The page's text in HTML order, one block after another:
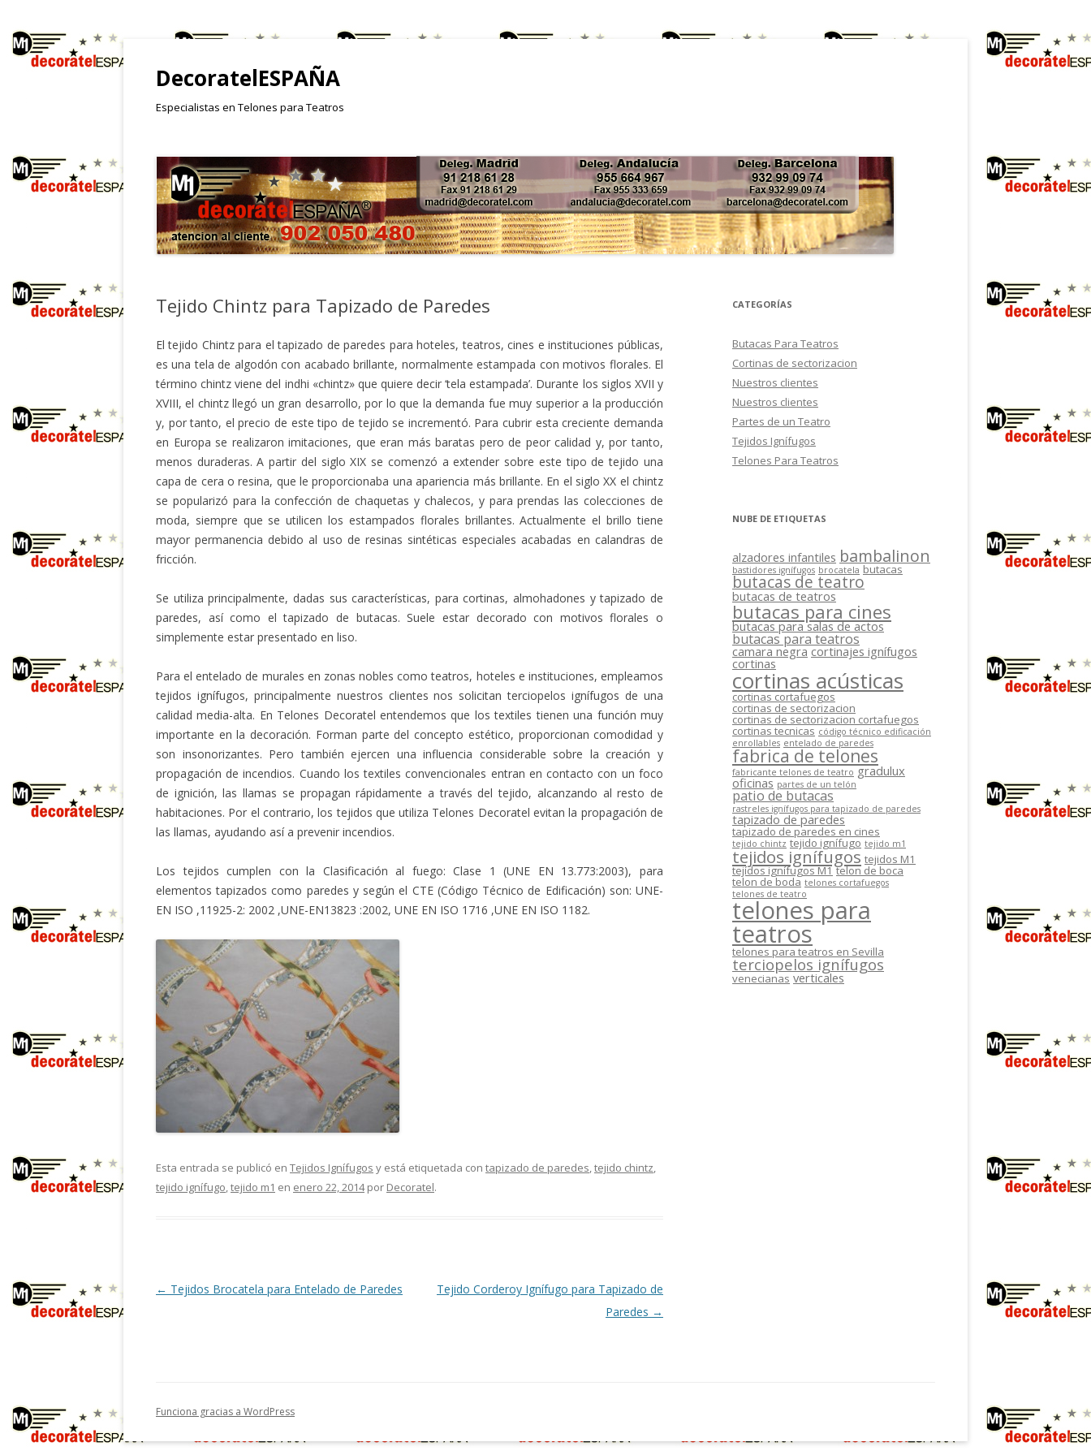
DecoratelESPAÑA
Especialistas en Telones para Teatros
al
contenido
Tejido Chintz para Tapizado de Paredes
El tejido Chintz para el tapizado de paredes para hoteles, teatros, cines e instituciones públicas,
es una tela de algodón con acabado brillante, normalmente estampada con motivos florales. El
término chintz viene del indhi «chintz» que quiere decir ‘tela estampada’. Durante los siglos XVII y
XVIII, el chintz llegó un gran desarrollo, por lo que la demanda fue muy superior a la producción
y, por tanto, el precio de este tipo de tejido se incrementó. Para cubrir esta creciente demanda
en Europa se realizaron imitaciones, que eran más baratas pero de peor calidad y, por tanto,
menos duraderas. A partir del siglo XIX se comenzó a extender sobre este tipo de tejido una
capa de cera o resina, que le proporcionaba una apariencia más brillante. En el siglo XX el chintz
se popularizó para la confección de chaquetas y chalecos, y para prendas las colecciones de
moda, siempre que se utilicen los estampados florales brillantes. Actualmente el brillo tiene
mayor permanencia debido al uso de resinas sintéticas especiales acabadas en calandras de
fricción.
Se utiliza principalmente, dadas sus características, para cortinas, almohadones y tapizado de
paredes, así como el tapizado de butacas. Suele estar decorado con motivos florales o
simplemente estar presentado en liso.
Para el entelado de murales en zonas nobles como teatros, hoteles e instituciones, empleamos
tejidos ignífugos, principalmente nuestros clientes nos solicitan terciopelos ignífugos de una
calidad media-alta. En Telones Decoratel entendemos que los textiles tienen una función muy
importante en la decoración. Forman parte del concepto estético, proporcionan comodidad y
son insonorizantes. Pero también ejercen una influencia considerable sobre la creación y
propagación de incendios. Cuando los textiles convencionales entran en contacto con un foco
de ignición, las llamas se propagan rápidamente a través del tejido, alcanzando al resto de
habitaciones. Por el contrario, los tejidos que utiliza Telones Decoratel evitan la propagación de
las llamas, ayudando así a prevenir incendios.
Los tejidos cumplen con la Clasificación al fuego: Clase 1 (UNE EN 13.773:2003), para
elementos tapizados como paredes y según el CTE (Código Técnico de Edificación) son: UNE-
EN ISO ,11925-2: 2002 ,UNE-EN13823 :2002, UNE EN ISO 1716 ,UNE EN ISO 1182.
Esta entrada se publicó en Tejidos Ignífugos y está etiquetada con tapizado de paredes,tejido chintz,
tejido ignífugo,tejido m1 en enero 22, 2014por Decoratel.
Navegación
← Tejidos Brocatela para Entelado de Paredes
Tejido Corderoy Ignífugo para Tapizado de
Paredes →
CATEGORÍAS
Butacas Para Teatros
Cortinas de sectorizacion
Nuestros clientes
Nuestros clientes
Partes de un Teatro
Tejidos Ignífugos
Telones Para Teatros
NUBE DE ETIQUETAS
alzadores infantiles bambalinon
bastidores ignífugos brocatela butacas
butacas de teatro
butacas de teatros
butacas para cines
butacas para salas de actos
butacas para teatros
camara negra cortinajes ignífugos
cortinas
cortinas acústicas
cortinas cortafuegos
cortinas de sectorizacion
cortinas de sectorizacion cortafuegos
cortinas tecnicas código técnico edificación
enrollables entelado de paredes
fabrica de telones
fabricante telones de teatro gradulux
oficinas partes de un telón
patio de butacas
rastreles ignífugos para tapizado de paredes
tapizado de paredes
tapizado de paredes en cines
tejido chintz tejido ignífugo tejido m1
tejidos ignífugos tejidos M1
tejídos ignífugos M1 telon de boca
telon de boda telones cortafuegos
telones de teatro
telones para
teatros
telones para teatros en Sevilla
terciopelos ignífugos
venecianas verticales
Funciona gracias a WordPress